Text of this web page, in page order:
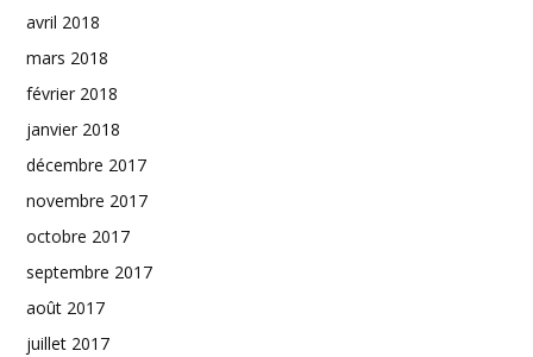
avril 2018
mars 2018
février 2018
janvier 2018
décembre 2017
novembre 2017
octobre 2017
septembre 2017
août 2017
juillet 2017